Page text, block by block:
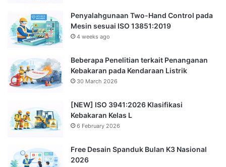
Penyalahgunaan Two-Hand Control pada
Mesin sesuai ISO 13851:2019
4 weeks ago
Beberapa Penelitian terkait Penanganan
Kebakaran pada Kendaraan Listrik
30 March 2026
[NEW] ISO 3941:2026 Klasifikasi
Kebakaran Kelas L
6 February 2026
Free Desain Spanduk Bulan K3 Nasional
2026